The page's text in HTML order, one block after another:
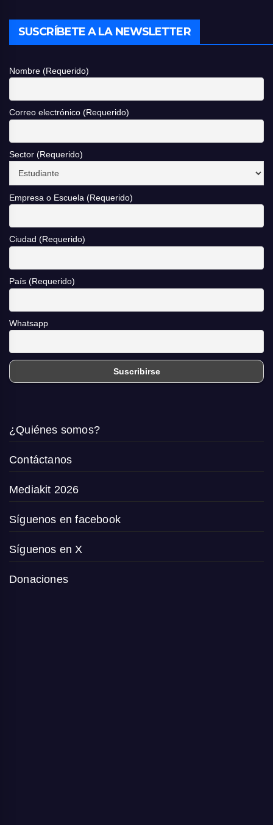
SUSCRÍBETE A LA NEWSLETTER
Nombre (Requerido)
Correo electrónico (Requerido)
Sector (Requerido)
Empresa o Escuela (Requerido)
Ciudad (Requerido)
País (Requerido)
Whatsapp
¿Quiénes somos?
Contáctanos
Mediakit 2026
Síguenos en facebook
Síguenos en X
Donaciones